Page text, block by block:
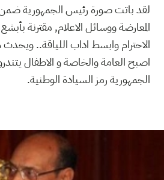
لقد باتت صورة رئيس الجمهورية
المعارضة ووسائل الاعلام, مقترنة
الاحترام وابسط اداب اللياقة..
اصبح العامة والخاصة و الاطفال
الجمهورية رمز السيادة الوطنية.